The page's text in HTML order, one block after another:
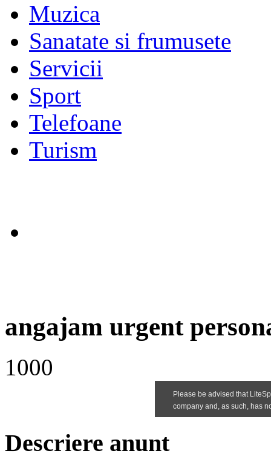
Muzica
Sanatate si frumusete
Servicii
Sport
Telefoane
Turism
angajam urgent
1000
Descriere anunt